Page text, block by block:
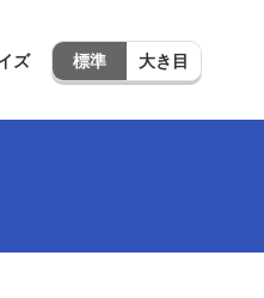
ズ 標準 大き目